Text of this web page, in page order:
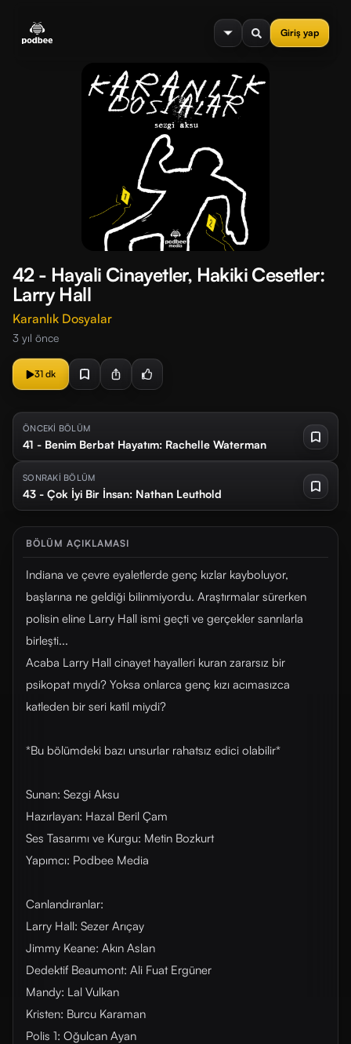
Giriş yap
menu
42 - Hayali Cinayetler, Hakiki Cesetler:
Larry Hall
Karanlık Dosyalar
3 yıl önce
31 dk
ÖNCEKİ BÖLÜM
41 - Benim Berbat Hayatım: Rachelle Waterman
SONRAKİ BÖLÜM
43 - Çok İyi Bir İnsan: Nathan Leuthold
BÖLÜM AÇIKLAMASI
Indiana ve çevre eyaletlerde genç kızlar kayboluyor,
başlarına ne geldiği bilinmiyordu. Araştırmalar sürerken
polisin eline Larry Hall ismi geçti ve gerçekler sanrılarla
birleşti...
Acaba Larry Hall cinayet hayalleri kuran zararsız bir
psikopat mıydı? Yoksa onlarca genç kızı acımasızca
katleden bir seri katil miydi?
*Bu bölümdeki bazı unsurlar rahatsız edici olabilir*
Sunan: Sezgi Aksu
Hazırlayan: Hazal Beril Çam
Ses Tasarımı ve Kurgu: Metin Bozkurt
Yapımcı: Podbee Media
Canlandıranlar:
Larry Hall: Sezer Arıçay
Jimmy Keane: Akın Aslan
Dedektif Beaumont: Ali Fuat Ergüner
Mandy: Lal Vulkan
Kristen: Burcu Karaman
Polis 1: Oğulcan Ayan